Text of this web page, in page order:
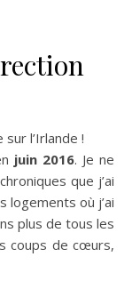
sur l’Irlande !
juin 2016. Je ne
que j’ai
logements où j’ai
plus de tous les
coups de cœurs,